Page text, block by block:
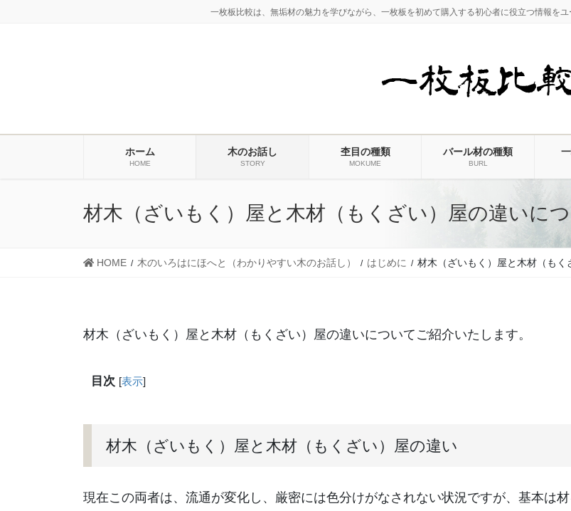
一枚板比較は、無垢材の魅力を学びながら、一枚板を初めて購入する初心者に役立つ情報をユ
ホーム
HOME
木のお話し
STORY
杢目の種類
MOKUME
バール材の種類
BURL
材木（ざいもく）屋と木材（もくざい）屋の違いに
HOME 木のいろはにほへと（わかりやすい木のお話し） はじめに 材木（ざいもく）屋と木材（もく
材木（ざいもく）屋と木材（もくざい）屋の違いについてご紹介いたします。
目次 [表示]
材木（ざいもく）屋と木材（もくざい）屋の違い
現在この両者は、流通が変化し、厳密には色分けがなされない状況ですが、基本は